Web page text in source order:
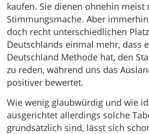
kaufen. Sie dienen ohnehin meist
Stimmungsmache. Aber
doch recht unterschiedlichen
Deutschlands einmal mehr, dass
Deutschland Methode hat, den
zu reden, während uns das
positiver bewertet.
Wie wenig glaubwürdig und wie
ausgerichtet allerdings solche
grundsätzlich sind, lässt sich